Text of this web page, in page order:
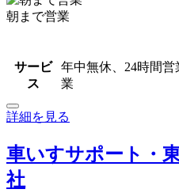
朝まで営業
サービ
ス
年中無休、24時間
業
詳細を見る
車いすサポート・
社